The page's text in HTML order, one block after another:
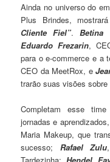
Ainda no universo do
Plus Brindes,
Cliente Fiel”.Betina
Eduardo Frezarin,
para o e-commerce e a
CEO da MeetRox, e
trarão suas visões
Completam esse
jornadas e
Maria Makeup, que
sucesso; Rafael Zulu